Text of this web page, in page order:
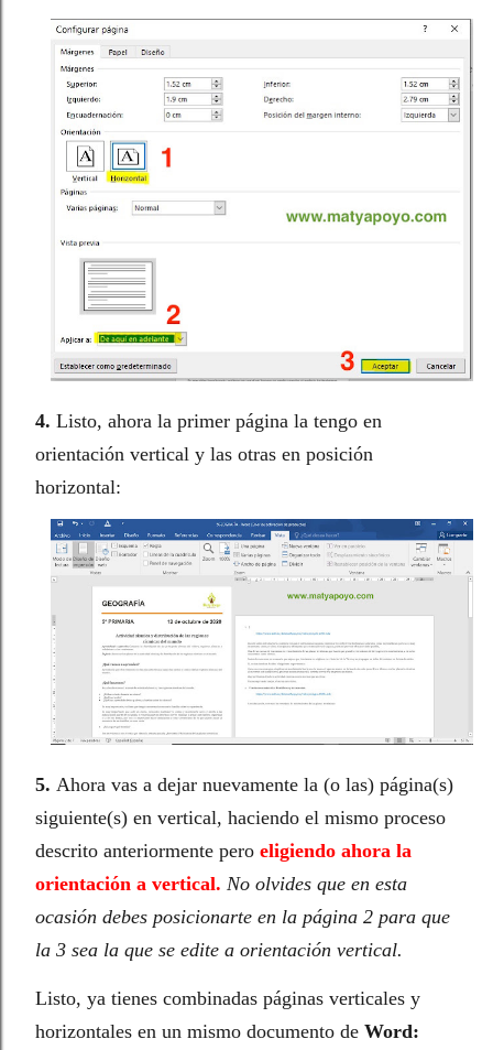
4. Listo, ahora la primer página la tengo en
orientación vertical y las otras en posición
horizontal:
5. Ahora vas a dejar nuevamente la (o las) página(s)
siguiente(s) en vertical, haciendo el mismo proceso
descrito anteriormente pero eligiendo ahora la
orientación a vertical. No olvides que en esta
ocasión debes posicionarte en la página 2 para que
la 3 sea la que se edite a orientación vertical.
Listo, ya tienes combinadas páginas verticales y
horizontales en un mismo documento de Word: